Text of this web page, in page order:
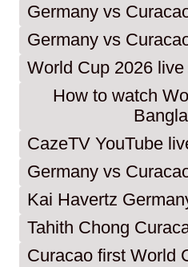
Germany vs
Germany vs
World Cup 2026
How to watch
CazeTV YouTube
Germany vs
Kai Havertz
Tahith Chong
Curacao first World